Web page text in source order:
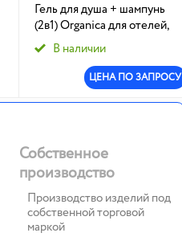
Гель для душа + шампунь
(2в1) Organica для отелей,
диспенсер пополняемый
400 мл (SYC): 1/20
В наличии
ЦЕНА ПО ЗАПРОСУ
Собственное
производство
Производство изделий под
собственной торговой
маркой